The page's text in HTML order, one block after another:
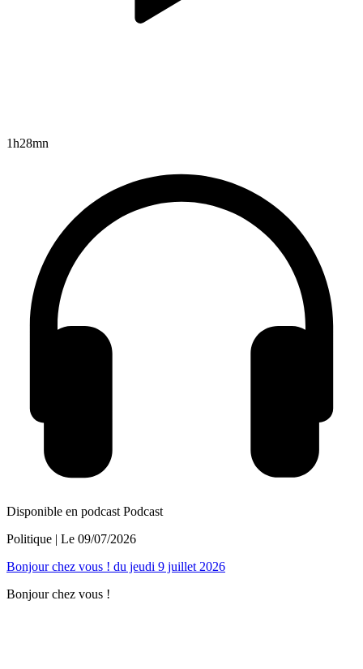
1h28mn
Disponible en podcast Podcast
Politique | Le 09/07/2026
Bonjour chez vous ! du jeudi 9 juillet 2026
Bonjour chez vous !